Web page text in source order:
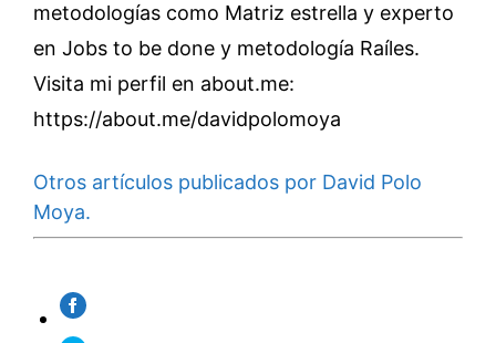
metodologías como Matriz estrella y experto
en Jobs to be done y metodología Raíles.
Visita mi perfil en about.me:
https://about.me/davidpolomoya
Otros artículos publicados por David Polo
Moya.